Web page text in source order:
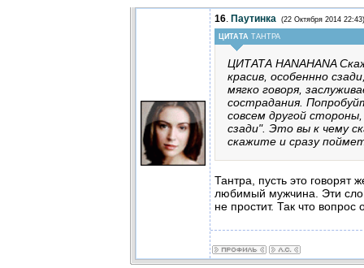
16. Паутинка (22 Октября 2014 22:43)
ЦИТАТА ТАНТРА
ЦИТАТА HANAHANA
красив, особеннно
мягко говоря,
сострадания.
совсем другой
сзади". Это вы к чему
скажите и сразу
Тантра, пусть это
любимый мужчина. Эти
не простит. Так что